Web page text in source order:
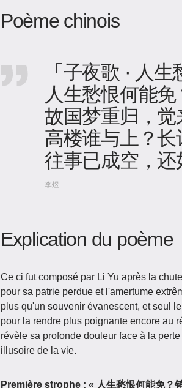
Poème chinois
「子夜歌 · 人生
人生愁恨何能免
故国梦重归，觉
高楼谁与上？长
往事已成空，还
李煜
Explication du poème
Ce ci fut composé par Li Yu après la
pour sa patrie perdue et l'amertume
plus qu'un souvenir évanescent, et seul
pour la rendre plus poignante encore au
révèle sa profonde douleur face à la
illusoire de la vie.
Première strophe : « 人生愁恨何能免？